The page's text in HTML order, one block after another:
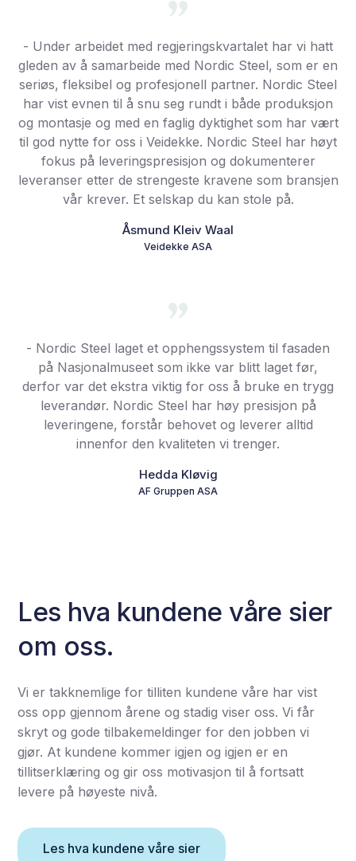
- Under arbeidet med regjeringskvartalet har vi hatt
gleden av å samarbeide med Nordic Steel, som er en
seriøs, fleksibel og profesjonell partner. Nordic Steel
har vist evnen til å snu seg rundt i både produksjon
og montasje og med en faglig dyktighet som har vært
til god nytte for oss i Veidekke. Nordic Steel har høyt
fokus på leveringspresisjon og dokumenterer
leveranser etter de strengeste kravene som bransjen
vår krever. Et selskap du kan stole på.
Åsmund Kleiv Waal
Veidekke ASA
- Nordic Steel laget et opphengssystem til fasaden
på Nasjonalmuseet som ikke var blitt laget før,
derfor var det ekstra viktig for oss å bruke en trygg
leverandør. Nordic Steel har høy presisjon på
leveringene, forstår behovet og leverer alltid
innenfor den kvaliteten vi trenger.
Hedda Kløvig
AF Gruppen ASA
Les hva kundene våre sier
om oss.
Vi er takknemlige for tilliten kundene våre har vist
oss opp gjennom årene og stadig viser oss. Vi får
skryt og gode tilbakemeldinger for den jobben vi
gjør. At kundene kommer igjen og igjen er en
tillitserklæring og gir oss motivasjon til å fortsatt
levere på høyeste nivå.
Les hva kundene våre sier